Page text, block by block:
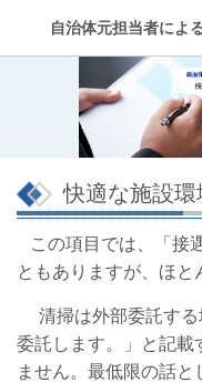
自治体元担当者によ
快適な施設
この項目では、「接
ともありますが、ほ
清掃は外部委託する
委託します。」と記載
ません。最低限の話